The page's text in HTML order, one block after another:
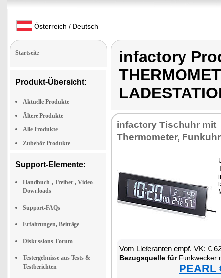
Österreich / Deutsch
Startseite
Produkt-Übersicht:
Aktuelle Produkte
Ältere Produkte
Alle Produkte
Zubehör Produkte
Support-Elemente:
Handbuch-, Treiber-, Video-
Downloads
Support-FAQs
Erfahrungen, Beiträge
Diskussions-Forum
Testergebnisse aus Tests &
Testberichten
infactory
infactory Tischuhr mit
Thermometer,
Vom Lieferanten empf. VK: €
Bezugsquelle fürFunkwecker mit
PEARL